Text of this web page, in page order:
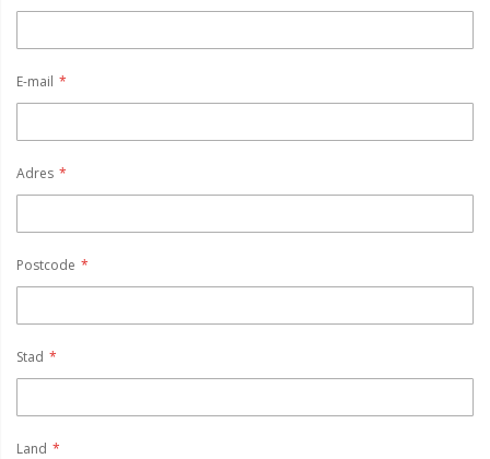
E-mail
Adres
Postcode
Stad
Land